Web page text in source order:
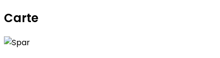
Carte
+